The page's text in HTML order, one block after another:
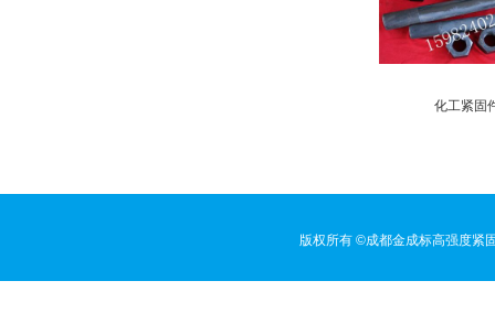
化工紧固
版权所有 ©成都金成标高强度紧